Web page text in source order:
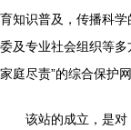
育知识普及，传播科
委及专业社会组织等多
家庭尽责”的综合保护网
该站的成立，是